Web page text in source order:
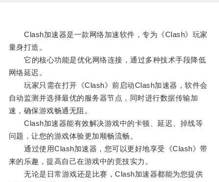
Clash加速器是一款网络加速软件，专为《Clash》玩家
量身打造。
它的核心功能是优化网络连接，通过多种技术手段降低
网络延迟。
玩家只需在打开《Clash》前启动Clash加速器，软件会
自动监测并选择最优的服务器节点，同时进行数据传输加
速，确保游戏畅通无阻。
Clash加速器能有效解决游戏中的卡顿、延迟、掉线等
问题，让您的游戏体验更加顺畅流畅。
通过使用Clash加速器，您可以更好地享受《Clash》带
来的乐趣，提高自己在游戏中的竞技实力。
无论是日常游戏还是比赛，Clash加速器都能为您提供